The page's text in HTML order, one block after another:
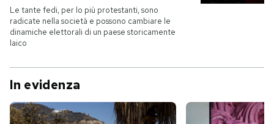
Le tante fedi, per lo più protestanti, sono
radicate nella società e possono cambiare le
dinamiche elettorali di un paese storicamente
laico
In evidenza